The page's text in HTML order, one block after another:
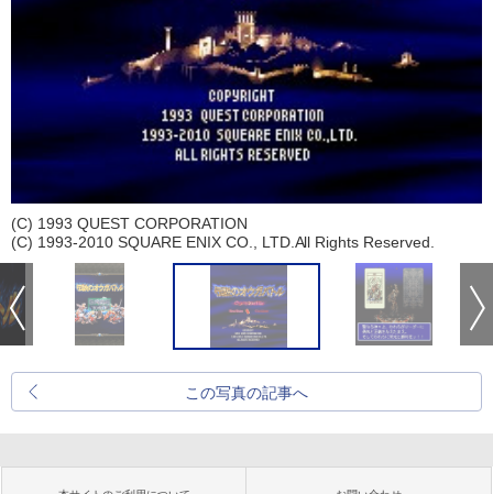
(C) 1993 QUEST CORPORATION
(C) 1993-2010 SQUARE ENIX CO., LTD.All Rights Reserved.
この写真の記事へ